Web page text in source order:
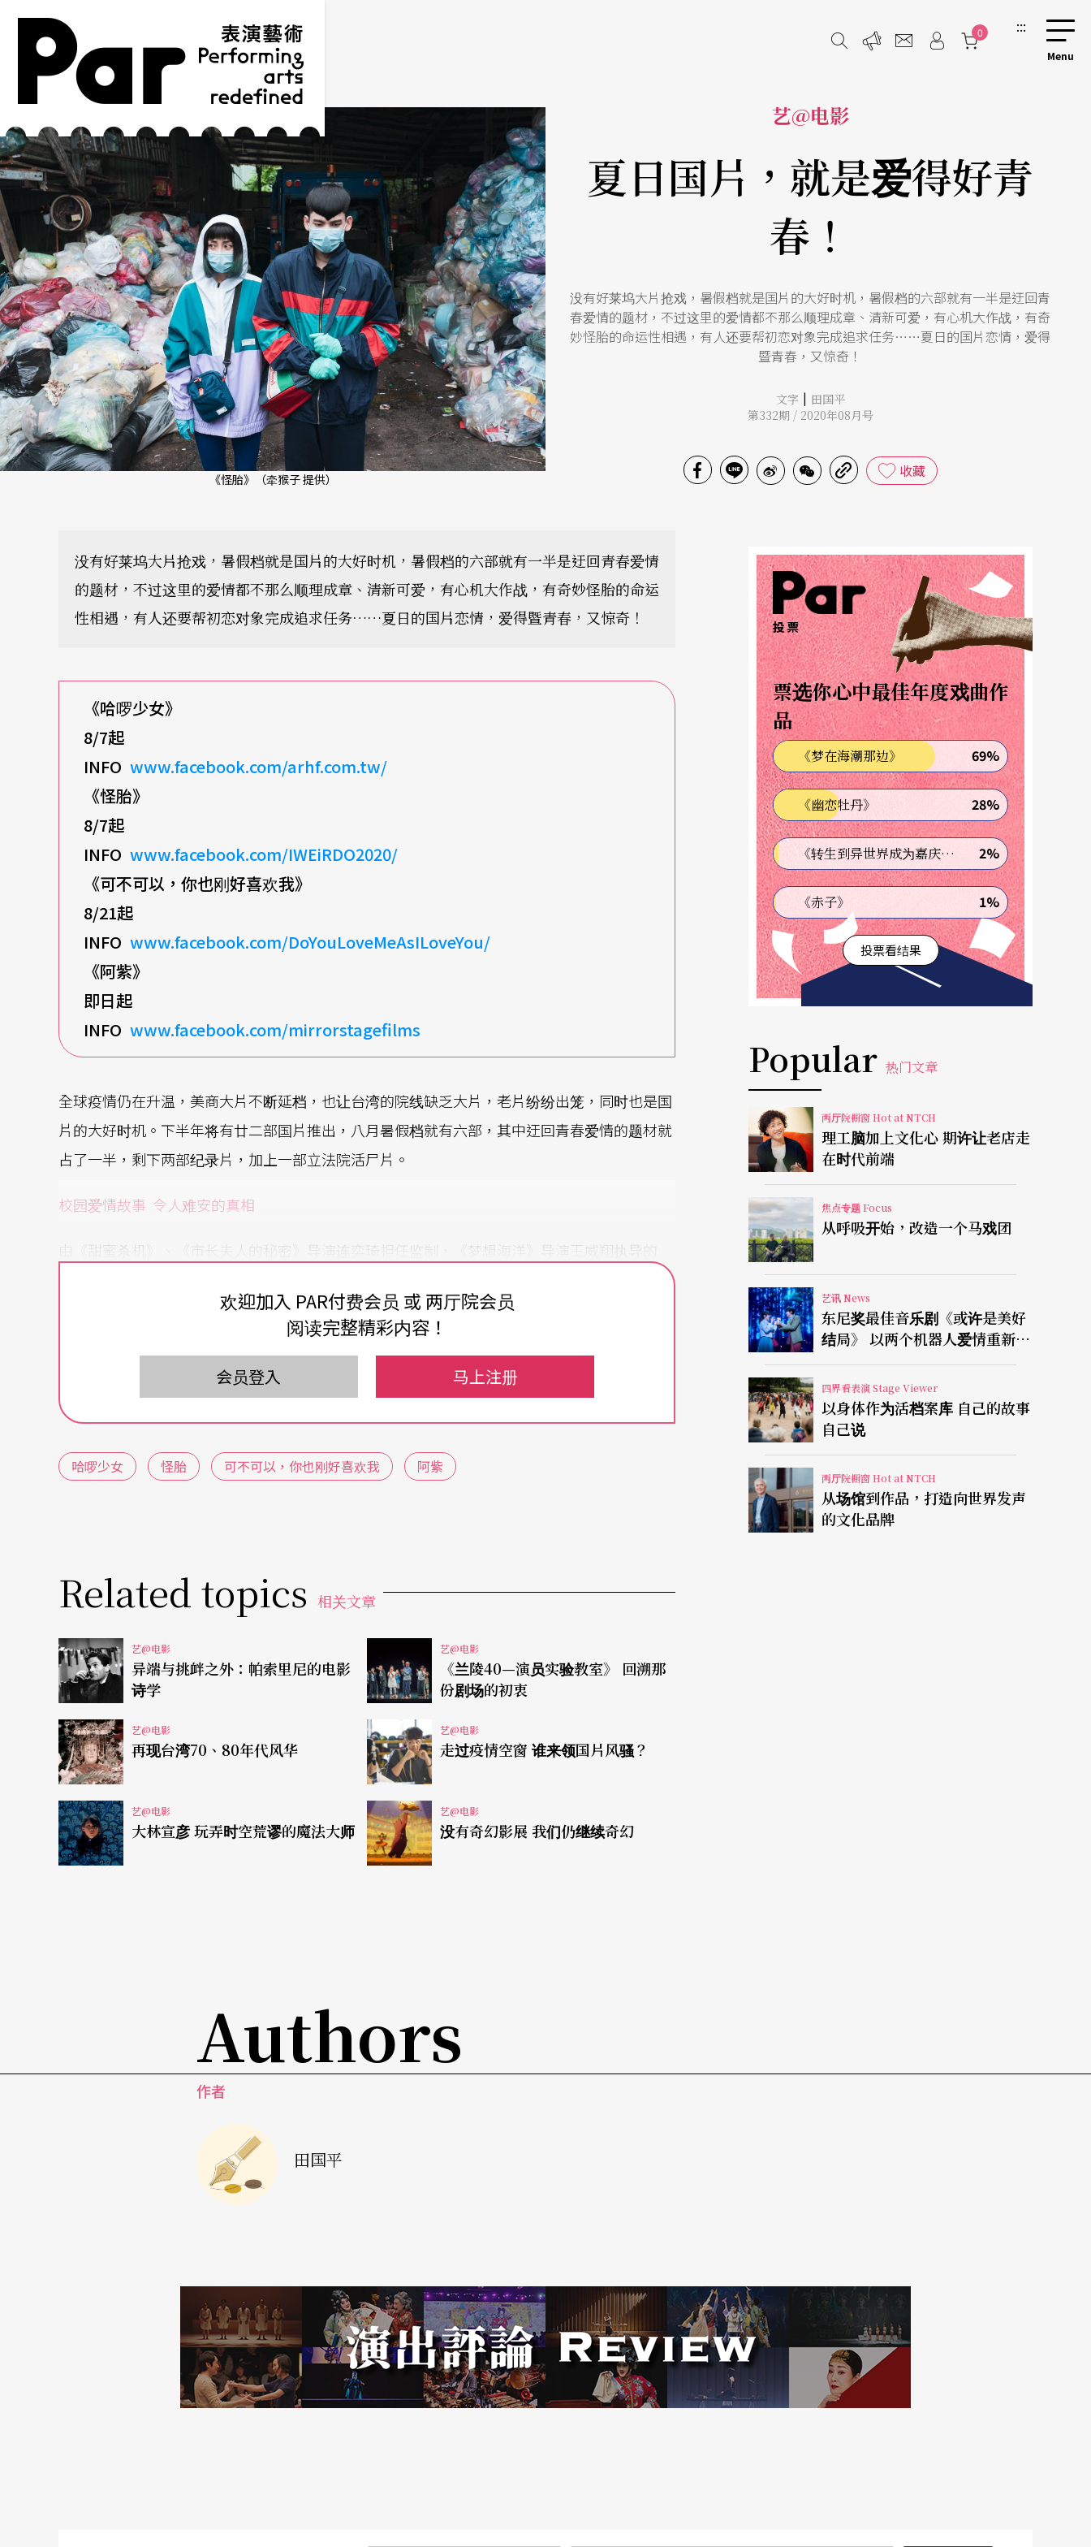
跳到主要内容区块
网站导览
0 :::
《怪胎》（牵猴子 提供）
艺@电影
夏日国片，就是爱得好青
春！
没有好莱坞大片抢戏，暑假档就是国片的大好时机，暑假档的六部就有一半是迂回青
春爱情的题材，不过这里的爱情都不那么顺理成章、清新可爱，有心机大作战，有奇
妙怪胎的命运性相遇，有人还要帮初恋对象完成追求任务……夏日的国片恋情，爱得
暨青春，又惊奇！
文字 | 田国平
第332期 / 2020年08月号
收藏
没有好莱坞大片抢戏，暑假档就是国片的大好时机，暑假档的六部就有一半是迂回青春爱情
的题材，不过这里的爱情都不那么顺理成章、清新可爱，有心机大作战，有奇妙怪胎的命运
性相遇，有人还要帮初恋对象完成追求任务……夏日的国片恋情，爱得暨青春，又惊奇！
《哈啰少女》
8/7起
INFO www.facebook.com/arhf.com.tw/
《怪胎》
8/7起
INFO www.facebook.com/IWEiRDO2020/
《可不可以，你也刚好喜欢我》
8/21起
INFO www.facebook.com/DoYouLoveMeAsILoveYou/
《阿紫》
即日起
INFO www.facebook.com/mirrorstagefilms
全球疫情仍在升温，美商大片不断延档，也让台湾的院线缺乏大片，老片纷纷出笼，同时也是国
片的大好时机。下半年将有廿二部国片推出，八月暑假档就有六部，其中迂回青春爱情的题材就
占了一半，剩下两部纪录片，加上一部立法院活尸片。
校园爱情故事 令人难安的真相
由《甜蜜杀机》、《市长夫人的秘密》导演连奕琦担任监制，《梦想海洋》导演王威翔执导的
《哈啰少女》，将次世代流行语「是在哈啰」放进了片名，以写实倒叙的方式让电影一开始就是
事件的结束，有别于校园的清新爱情电影，王渝屏饰演的校园亲善大使，与林辉瑝饰演的校园风
云人物，被公认是最登对的情侣组，但当神秘寡言的转学生吴允蘅初来乍到，却意外受到男主角
性格善妒的亲善大使，非友即敌、恩威并施的手段，女孩之间的心机手段，社群间的霸凌、被偷
静，单纯的爱情事件转变为各挖疮疤，在愈接近真相的同时，也揭露校园内令人坐立难安的真
欢迎加入 PAR付费会员 或 两厅院会员
阅读完整精彩内容！
会员登入 马上注册
哈啰少女 怪胎 可不可以，你也刚好喜欢我 阿紫
Related topics 相关文章
艺@电影
异端与挑衅之外：帕索里尼的电影
诗学
艺@电影
《兰陵40—演员实验教室》 回溯那
份剧场的初衷
艺@电影
再现台湾70、80年代风华
艺@电影
走过疫情空窗 谁来领国片风骚？
艺@电影
大林宣彦 玩弄时空荒谬的魔法大师
艺@电影
没有奇幻影展 我们仍继续奇幻
投票
票选你心中最佳年度戏曲作
品
《梦在海潮那边》 69%
《幽恋牡丹》 28%
《转生到异世界成为嘉庆君—发现我的祖先是诈骗集团!?》 2%
《赤子》 1%
投票看结果
Popular 热门文章
两厅院橱窗 Hot at NTCH
理工脑加上文化心 期许让老店走
在时代前端
焦点专题 Focus
从呼吸开始，改造一个马戏团
艺讯 News
东尼奖最佳音乐剧《或许是美好
结局》 以两个机器人爱情重新凝
视有限人生
四界看表演 Stage Viewer
以身体作为活档案库 自己的故事
自己说
两厅院橱窗 Hot at NTCH
从场馆到作品，打造向世界发声
的文化品牌
Authors
作者
田国平